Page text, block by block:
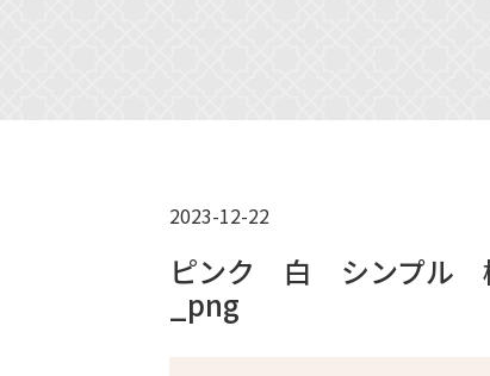
2023-12-22
ピンク 白 シンプル
_png